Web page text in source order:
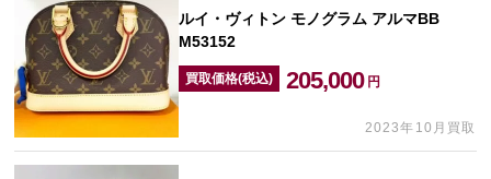
ルイ・ヴィトン モノグラム アルマBB
M53152
買取価格(税込) 205,000 円
2023年10月買取